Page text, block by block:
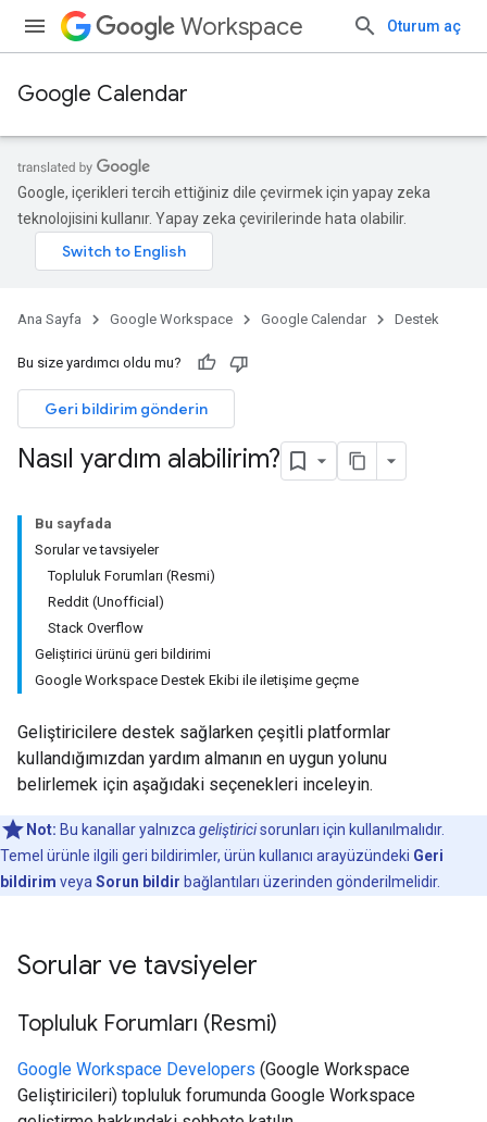
Workspace Oturum aç
Google Calendar
Google, içerikleri tercih ettiğiniz dile çevirmek için yapay zeka
teknolojisini kullanır. Yapay zeka çevirilerinde hata olabilir.
Ana Sayfa Google Workspace Google Calendar Destek
Bu size yardımcı oldu mu?
Geri bildirim gönderin
Nasıl yardım alabilirim?
Bu sayfada
Sorular ve tavsiyeler
Topluluk Forumları (Resmi)
Reddit (Unofficial)
Stack Overflow
Geliştirici ürünü geri bildirimi
Google Workspace Destek Ekibi ile iletişime geçme
Geliştiricilere destek sağlarken çeşitli platformlar
kullandığımızdan yardım almanın en uygun yolunu
belirlemek için aşağıdaki seçenekleri inceleyin.
Not: Bu kanallar yalnızca geliştiricisorunları için kullanılmalıdır.
Temel ürünle ilgili geri bildirimler, ürün kullanıcı arayüzündeki Geri
bildirim veya Sorun bildir bağlantıları üzerinden gönderilmelidir.
Sorular ve tavsiyeler
Topluluk Forumları (Resmi)
Google Workspace Developers (Google Workspace
Geliştiricileri) topluluk forumunda Google Workspace